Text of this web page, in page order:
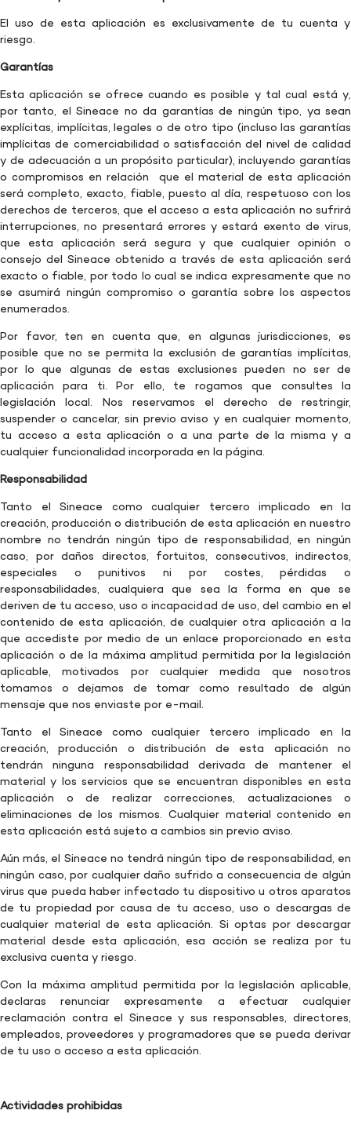
El uso de esta aplicación es exclusivamente de tu cuenta y
riesgo.
Garantías
Esta aplicación se ofrece cuando es posible y tal cual está y,
por tanto, el Sineace no da garantías de ningún tipo, ya sean
explícitas, implícitas, legales o de otro tipo (incluso las garantías
implícitas de comerciabilidad o satisfacción del nivel de calidad
y de adecuación a un propósito particular), incluyendo garantías
o compromisos en relación que el material de esta aplicación
será completo, exacto, fiable, puesto al día, respetuoso con los
derechos de terceros, que el acceso a esta aplicación no sufrirá
interrupciones, no presentará errores y estará exento de virus,
que esta aplicación será segura y que cualquier opinión o
consejo del Sineace obtenido a través de esta aplicación será
exacto o fiable, por todo lo cual se indica expresamente que no
se asumirá ningún compromiso o garantía sobre los aspectos
enumerados.
Por favor, ten en cuenta que, en algunas jurisdicciones, es
posible que no se permita la exclusión de garantías implícitas,
por lo que algunas de estas exclusiones pueden no ser de
aplicación para ti. Por ello, te rogamos que consultes la
legislación local. Nos reservamos el derecho de restringir,
suspender o cancelar, sin previo aviso y en cualquier momento,
tu acceso a esta aplicación o a una parte de la misma y a
cualquier funcionalidad incorporada en la página.
Responsabilidad
Tanto el Sineace como cualquier tercero implicado en la
creación, producción o distribución de esta aplicación en nuestro
nombre no tendrán ningún tipo de responsabilidad, en ningún
caso, por daños directos, fortuitos, consecutivos, indirectos,
especiales o punitivos ni por costes, pérdidas o
responsabilidades, cualquiera que sea la forma en que se
deriven de tu acceso, uso o incapacidad de uso, del cambio en el
contenido de esta aplicación, de cualquier otra aplicación a la
que accediste por medio de un enlace proporcionado en esta
aplicación o de la máxima amplitud permitida por la legislación
aplicable, motivados por cualquier medida que nosotros
tomamos o dejamos de tomar como resultado de algún
mensaje que nos enviaste por e-mail.
Tanto el Sineace como cualquier tercero implicado en la
creación, producción o distribución de esta aplicación no
tendrán ninguna responsabilidad derivada de mantener el
material y los servicios que se encuentran disponibles en esta
aplicación o de realizar correcciones, actualizaciones o
eliminaciones de los mismos. Cualquier material contenido en
esta aplicación está sujeto a cambios sin previo aviso.
Aún más, el Sineace no tendrá ningún tipo de responsabilidad, en
ningún caso, por cualquier daño sufrido a consecuencia de algún
virus que pueda haber infectado tu dispositivo u otros aparatos
de tu propiedad por causa de tu acceso, uso o descargas de
cualquier material de esta aplicación. Si optas por descargar
material desde esta aplicación, esa acción se realiza por tu
exclusiva cuenta y riesgo.
Con la máxima amplitud permitida por la legislación aplicable,
declaras renunciar expresamente a efectuar cualquier
reclamación contra el Sineace y sus responsables, directores,
empleados, proveedores y programadores que se pueda derivar
de tu uso o acceso a esta aplicación.
Actividades prohibidas